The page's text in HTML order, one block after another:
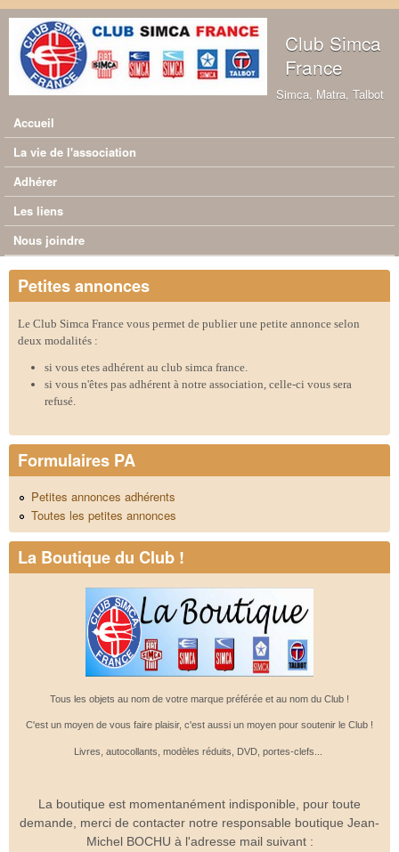
Aller au contenu principal
Club Simca
France
Simca, Matra, Talbot
Menu principal
Accueil
La vie de l'association
Adhérer
Les liens
Nous joindre
Petites annonces
Le Club Simca France vous permet de publier une petite annonce selon
deux modalités :
si vous etes adhérent au club simca france.
si vous n'êtes pas adhérent à notre association, celle-ci vous sera
refusé.
Formulaires PA
Petites annonces adhérents
Toutes les petites annonces
La Boutique du Club !
Tous les objets au nom de votre marque préférée et au nom du Club !
C'est un moyen de vous faire plaisir, c'est aussi un moyen pour soutenir le Club !
Livres, autocollants, modèles réduits, DVD, portes-clefs...
La boutique est momentanément indisponible, pour toute
demande, merci de contacter notre responsable boutique Jean-
Michel BOCHU à l'adresse mail suivant :